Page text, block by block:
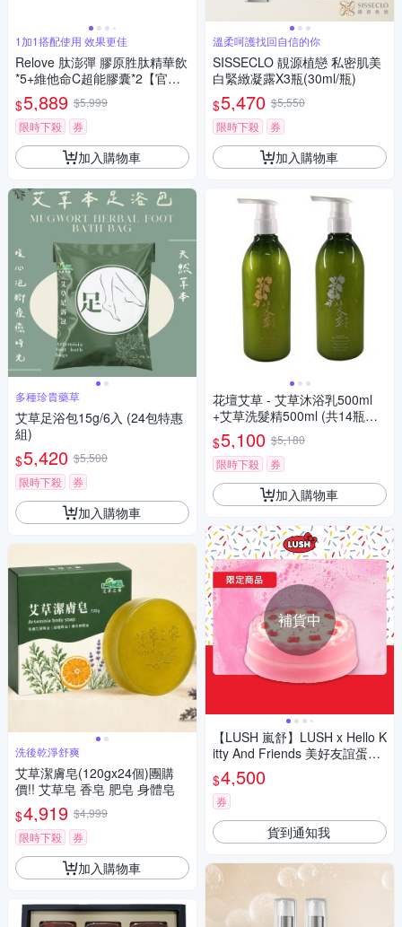
1加1搭配使用 效果更佳
Relove 肽澎彈 膠原胜肽精華飲
*5+維他命C超能膠囊*2【官方
旗艦店】
$5,889 $5,999
限時下殺
券
加入購物車
多種珍貴藥草
艾草足浴包15g/6入 (24包特惠
組)
$5,420 $5,500
限時下殺
券
加入購物車
洗後乾淨舒爽
艾草潔膚皂(120gx24個)團購
價!! 艾草皂 香皂 肥皂 身體皂
$4,919 $4,999
限時下殺
券
加入購物車
溫柔呵護找回自信的你
SISSECLO 靚源植戀 私密肌美
白緊緻凝露X3瓶(30ml/瓶)
$5,470 $5,550
限時下殺
券
加入購物車
花壇艾草 - 艾草沐浴乳500ml
+艾草洗髮精500ml (共14瓶團
購價)
$5,100 $5,180
限時下殺
券
加入購物車
補貨中
【LUSH 嵐舒】LUSH x Hello K
itty And Friends 美好友誼蛋糕
香氛皂 1kg(沐浴/保濕/柑橘/禮
物/慶生)
$4,500
券
貨到通知我